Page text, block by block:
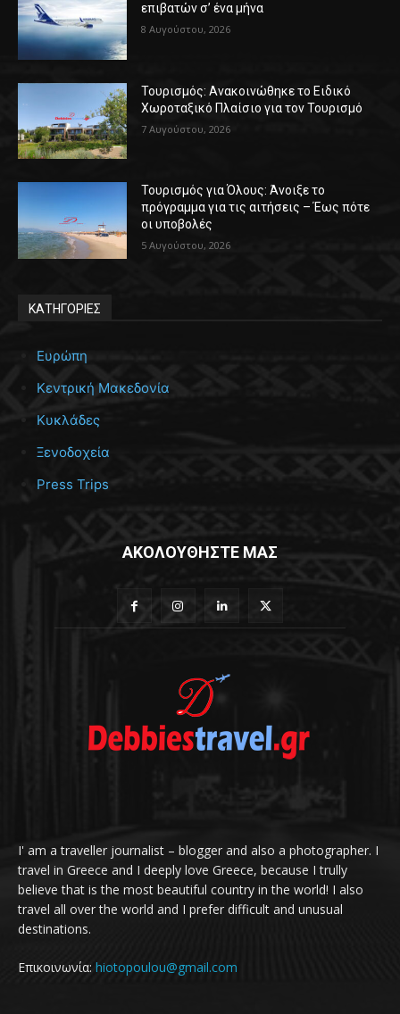
επιβατών σ’ ένα μήνα
8 Αυγούστου, 2026
Τουρισμός: Ανακοινώθηκε το Ειδικό
Χωροταξικό Πλαίσιο για τον Τουρισμό
7 Αυγούστου, 2026
Τουρισμός για Όλους: Άνοιξε το
πρόγραμμα για τις αιτήσεις – Έως πότε
οι υποβολές
5 Αυγούστου, 2026
ΚΑΤΗΓΟΡΙΕΣ
Ευρώπη
Κεντρική Μακεδονία
Κυκλάδες
Ξενοδοχεία
Press Trips
ΑΚΟΛΟΥΘΗΣΤΕ ΜΑΣ
I' am a traveller journalist – blogger and also a photographer. I
travel in Greece and I deeply love Greece, because I trully
believe that is the most beautiful country in the world! I also
travel all over the world and I prefer difficult and unusual
destinations.
Επικοινωνία: hiotopoulou@gmail.com